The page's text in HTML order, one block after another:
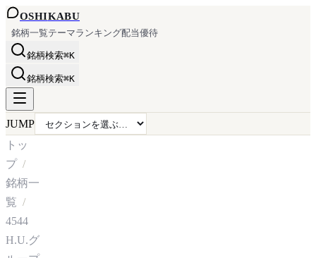
OSHIKABU
銘柄一覧テーマランキング配当優待
銘柄検索⌘K
銘柄検索⌘K
JUMP
トッ
プ
銘柄一
覧
4544
H.U.グ